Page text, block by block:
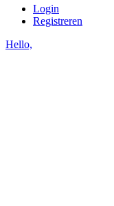
Login
Registreren
Hello,